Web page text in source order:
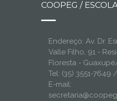
COOPEG /
Endereço: Av. Dr.
Valle Filho, 91 -
Floresta -
Tel: (35) 3551-7649
E-mail: